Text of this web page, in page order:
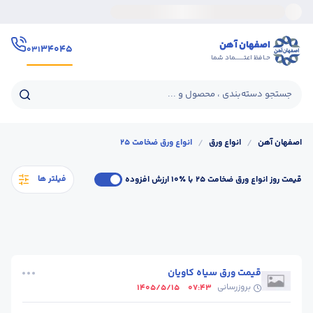
اصفهان آهن
حـافظ اعتــــــماد شما
۳۴۰۴۵۰۳۱
جستجو دسته‌بندی ، محصول و ...
اصفهان آهن / انواع ورق / انواع ورق ضخامت 25
فیلتر ها قیمت روز انواع ورق ضخامت 25 با ٪۱۰ ارزش افزوده
قیمت ورق سیاه کاویان
بروزرسانی 07:43
1405/5/15